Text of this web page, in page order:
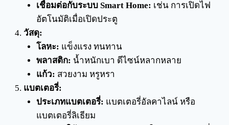
เชื่อมต่อกับระบบ Smart Home: เช่น การเปิดไฟ
อัตโนมัติเมื่อเปิดประตู
วัสดุ:
โลหะ: แข็งแรง ทนทาน
พลาสติก: น้ำหนักเบา ดีไซน์หลากหลาย
แก้ว: สวยงาม หรูหรา
แบตเตอรี่:
ประเภทแบตเตอรี่: แบตเตอรี่อัลคาไลน์ หรือ
แบตเตอรี่ลิเธียม